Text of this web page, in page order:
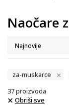
Naočare
za-muskarce
37proizvoda
Obriši sve